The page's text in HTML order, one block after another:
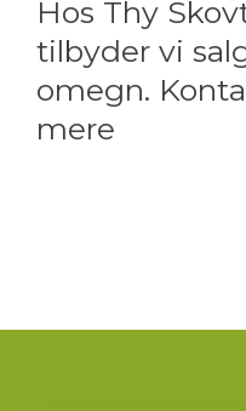
Hos Thy
tilbyder vi
omegn.
mere